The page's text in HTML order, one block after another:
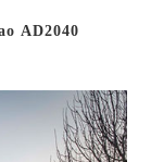
AD2040